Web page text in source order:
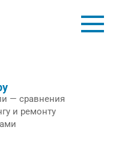
— сравнения
и ремонту